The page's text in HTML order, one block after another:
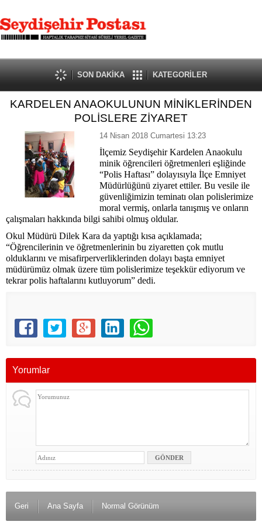
SON DAKİKA KATEGORİLER
KARDELEN ANAOKULUNUN MİNİKLERİNDEN
POLİSLERE ZİYARET
14 Nisan 2018 Cumartesi 13:23
İlçemiz Seydişehir Kardelen Anaokulu
minik öğrencileri öğretmenleri eşliğinde
“Polis Haftası” dolayısıyla İlçe Emniyet
Müdürlüğünü ziyaret ettiler. Bu vesile ile
güvenliğimizin teminatı olan polislerimize
moral vermiş, onlarla tanışmış ve onların
çalışmaları hakkında bilgi sahibi olmuş oldular.
Okul Müdürü Dilek Kara da yaptığı kısa açıklamada;
“Öğrencilerinin ve öğretmenlerinin bu ziyaretten çok mutlu
olduklarını ve misafirperverliklerinden dolayı başta emniyet
müdürümüz olmak üzere tüm polislerimize teşekkür ediyorum ve
tekrar polis haftalarını kutluyorum” dedi.
Yorumlar
Geri Ana Sayfa Normal Görünüm